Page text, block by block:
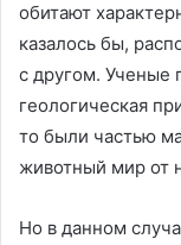
обитают
казалось бы,
с другом. Ученые
геологическая
то были частью
животный мир от
Но в данном